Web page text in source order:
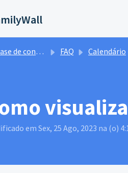
principal
Início Base
de conhecimento FAQ Calendário
em Sex, 25 Ago, 2023 na (o)